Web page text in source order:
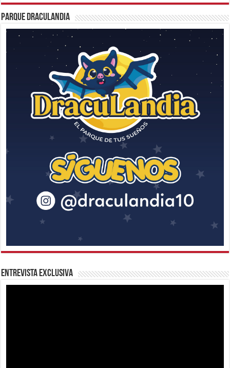
Parque Draculandia
Entrevista Exclusiva